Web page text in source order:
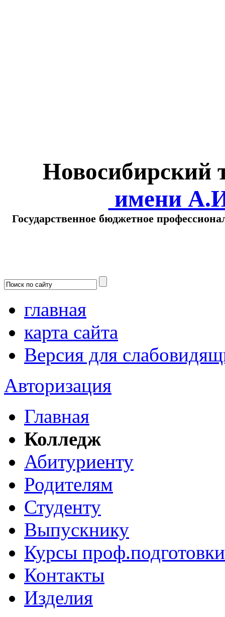
Новосибирский
имени
Государственное бюджетное
главная
карта сайта
Версия для
Авторизация
Главная
Колледж
Абитуриенту
Родителям
Студенту
Выпускнику
Курсы проф.подготовки
Контакты
Изделия